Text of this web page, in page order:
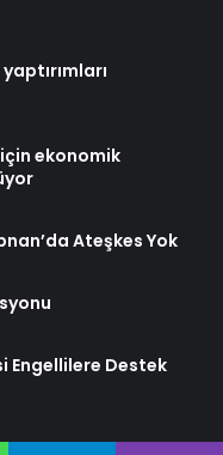
için ekonomik
Ateşkes Yok
Engellilere Destek